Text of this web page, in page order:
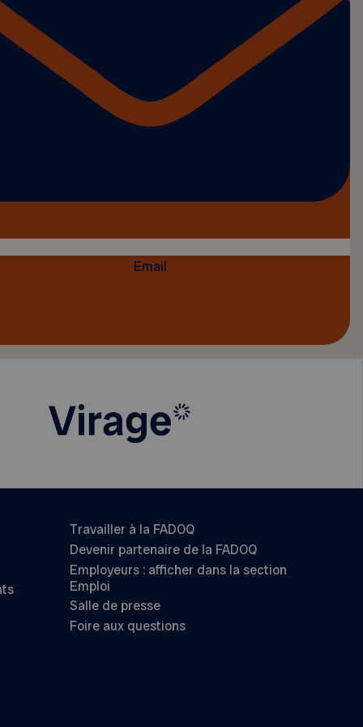
Email
Travailler à la FADOQ
Devenir partenaire de la FADOQ
Employeurs : afficher dans la section
Emploi
Salle de presse
Foire aux questions